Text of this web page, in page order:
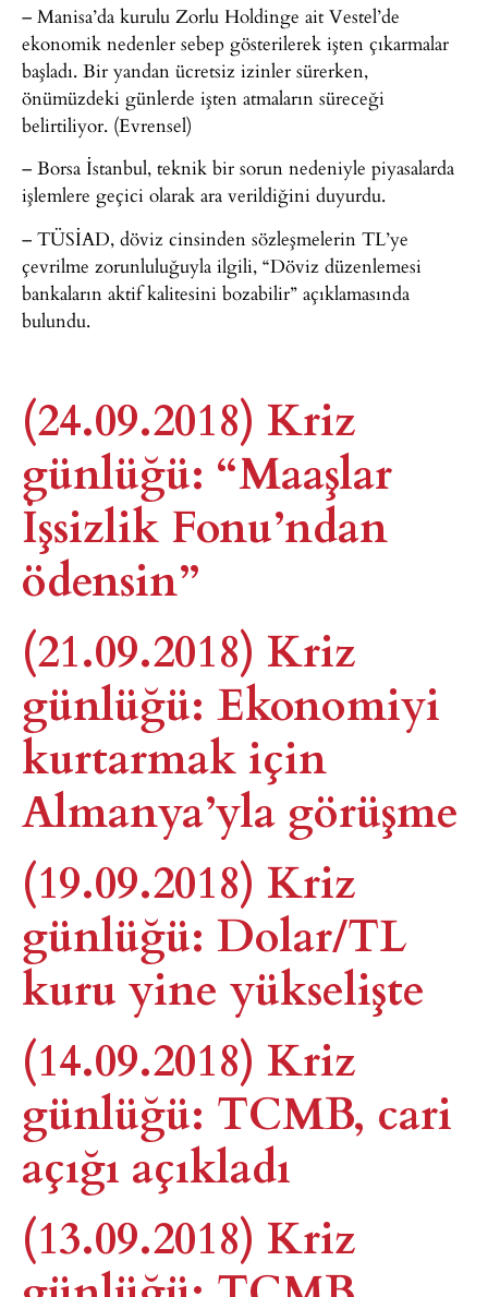
– Manisa’da kurulu Zorlu Holdinge ait Vestel’de
ekonomik nedenler sebep gösterilerek işten çıkarmalar
başladı. Bir yandan ücretsiz izinler sürerken,
önümüzdeki günlerde işten atmaların süreceği
belirtiliyor. (Evrensel)
– Borsa İstanbul, teknik bir sorun nedeniyle piyasalarda
işlemlere geçici olarak ara verildiğini duyurdu.
– TÜSİAD, döviz cinsinden sözleşmelerin TL’ye
çevrilme zorunluluğuyla ilgili, “Döviz düzenlemesi
bankaların aktif kalitesini bozabilir” açıklamasında
bulundu.
(24.09.2018) Kriz
günlüğü: “Maaşlar
İşsizlik Fonu’ndan
ödensin”
(21.09.2018) Kriz
günlüğü: Ekonomiyi
kurtarmak için
Almanya’yla görüşme
(19.09.2018) Kriz
günlüğü: Dolar/TL
kuru yine yükselişte
(14.09.2018) Kriz
günlüğü: TCMB, cari
açığı açıkladı
(13.09.2018) Kriz